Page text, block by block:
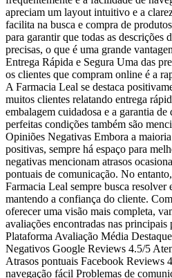
apreciam um layout intuitivo e a
facilita na busca e compra de
para garantir que todas as descrições
precisas, o que é uma grande
Entrega Rápida e Segura Uma das
os clientes que compram online é a
A Farmacia Leal se destaca
muitos clientes relatando entrega
embalagem cuidadosa e a garantia
perfeitas condições também são
Opiniões Negativas Embora a
positivas, sempre há espaço para
negativas mencionam atrasos
pontuais de comunicação. No
Farmacia Leal sempre busca resolver
mantendo a confiança do cliente.
oferecer uma visão mais completa,
avaliações encontradas nas
Plataforma Avaliação Média
Negativos Google Reviews 4.5/5
Atrasos pontuais Facebook Reviews
navegação fácil Problemas de